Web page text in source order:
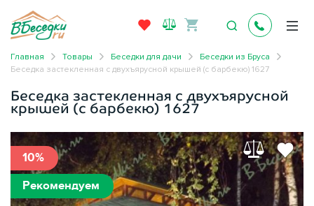
Главная Товары Беседки для дачи
Беседки из Бруса
Беседка застекленная с двухъярусной крышей (с барбекю) 1627
Беседка застекленная с двухъярусной
крышей (с барбекю) 1627
10%
Рекомендуем